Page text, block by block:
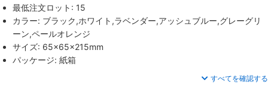
最低注文ロット: 15
カラー: ブラック,ホワイト,ラベンダー,アッシュブルー,グレーグリ
ーン,ペールオレンジ
サイズ: 65×65×215mm
パッケージ: 紙箱
すべてを確認する